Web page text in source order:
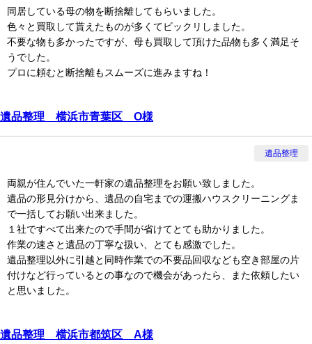
同居している母の物を断捨離してもらいました。
色々と買取して貰えたものが多くてビックリしました。
不要な物も多かったですが、母も買取して頂けた品物も多く満足そ
うでした。
プロに頼むと断捨離もスムーズに進みますね！
遺品整理 横浜市青葉区 O様
遺品整理
両親が住んでいた一軒家の遺品整理をお願い致しました。
遺品の形見分けから、遺品の自宅までの運搬ハウスクリーニングま
で一括してお願い出来ました。
１社ですべて出来たので手間が省けてとても助かりました。
作業の速さと遺品の丁寧な扱い、とても感激でした。
遺品整理以外に引越と同時作業での不要品回収なども空き部屋の片
付けなど行っているとの事なので機会があったら、また依頼したい
と思いました。
遺品整理 横浜市都筑区 A様